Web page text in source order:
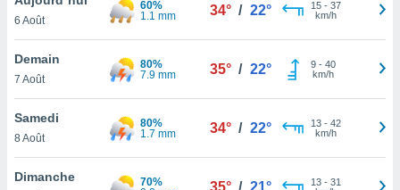
et
»,
au
vous
qu'ils
ou
6 Août
60%
1.1 mm
34° / 22° 15- 37
km/h
Demain
7 Août
80%
7.9 mm
35° / 22° 9- 40
km/h
Samedi
8 Août
80%
1.7 mm
34° / 22° 13- 42
km/h
Dimanche
70%
35° / 21° 13- 31